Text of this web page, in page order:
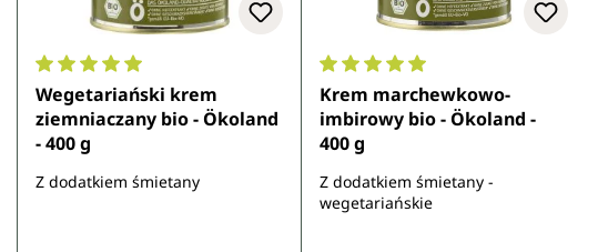
Średnia ocena 5 z 5 gwiazdek
Wegetariański krem
ziemniaczany bio - Ökoland
- 400 g
Z dodatkiem śmietany
Średnia ocena 5 z 5 gwiazdek
Krem marchewkowo-
imbirowy bio - Ökoland -
400 g
Z dodatkiem śmietany -
wegetariańskie